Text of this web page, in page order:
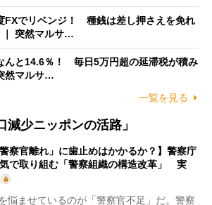
FXでリベンジ！ 種銭は差し押さえを免れ
｜ 突然マルサ…
んと14.6％！ 毎日5万円超の延滞税が積み
然マルサ…
一覧を見る
減少ニッポンの活路」
警察官離れ」に歯止めはかかるか？】警察庁
で取り組む「警察組織の構造改革」 実
悩ませているのが「警察官不足」だ。警察